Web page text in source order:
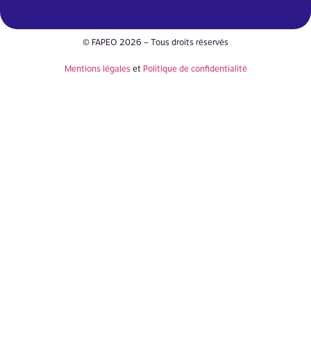
© FAPEO 2026 – Tous droits réservés
Mentions légales et Politique de confidentialité